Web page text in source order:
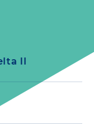
II